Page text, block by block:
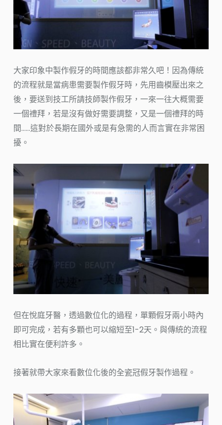
大家印象中製作假牙的時間應該都非常久吧！因為傳統
的流程就是當病患需要製作假牙時，先用齒模壓出來之
後，要送到技工所請技師製作假牙，一來一往大概需要
一個禮拜，若是沒有做好需要調整，又是一個禮拜的時
間……這對於長期在國外或是有急需的人而言實在非常困
擾。
但在悅庭牙醫，透過數位化的過程，單顆假牙兩小時內
即可完成，若有多顆也可以縮短至1-2天。與傳統的流程
相比實在便利許多。
接著就帶大家來看數位化後的全瓷冠假牙製作過程。